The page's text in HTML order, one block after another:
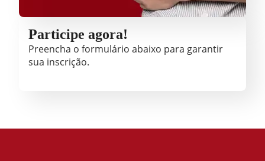
Participe agora!
Preencha o formulário abaixo para garantir
sua inscrição.